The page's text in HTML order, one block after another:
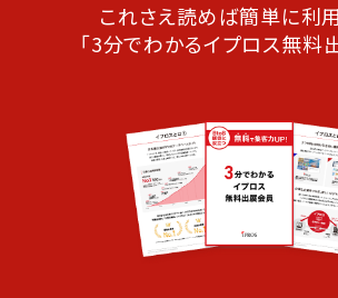
これさえ読めば簡単に利
「3分でわかるイプロス無料